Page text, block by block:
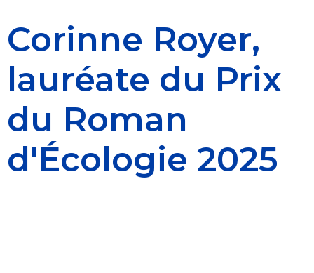
Corinne Royer,
lauréate du Prix
du Roman
d'Écologie 2025